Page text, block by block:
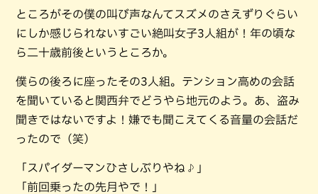
ところがその僕の叫び声なんてスズメのさえずりぐらい
にしか感じられないすごい絶叫女子3人組が！年の頃な
ら二十歳前後というところか。
僕らの後ろに座ったその3人組。テンション高めの会話
を聞いていると関西弁でどうやら地元のよう。あ、盗み
聞きではないですよ！嫌でも聞こえてくる音量の会話だ
ったので（笑）
「スパイダーマンひさしぶりやね♪」
「前回乗ったの先月やで！」